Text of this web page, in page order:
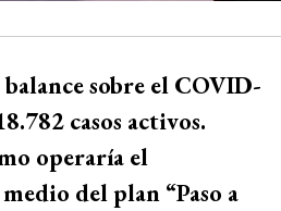
sobre el COVID-
casos activos.
operaría el
del plan “Paso a